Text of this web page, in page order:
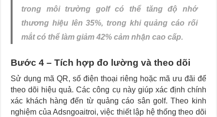
trong môi trường golf có thể tăng độ nhớ
thương hiệu lên 35%, trong khi quảng cáo rối
mắt có thể làm giảm 42% cảm nhận cao cấp.
Bước 4 – Tích hợp đo lường và theo dõi
Sử dụng mã QR, số điện thoại riêng hoặc mã ưu đãi để
theo dõi hiệu quả. Các công cụ này giúp xác định chính
xác khách hàng đến từ quảng cáo sân golf. Theo kinh
nghiệm của Adsngoaitroi, việc thiết lập hệ thống theo dõi